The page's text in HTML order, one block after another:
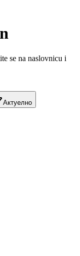
se na naslovnicu i
Актуелно